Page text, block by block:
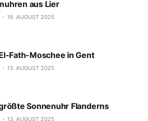
aus Lier
19. AUGUST 2025
Fath-Moschee in Gent
13. AUGUST 2025
Sonnenuhr Flanderns
13. AUGUST 2025